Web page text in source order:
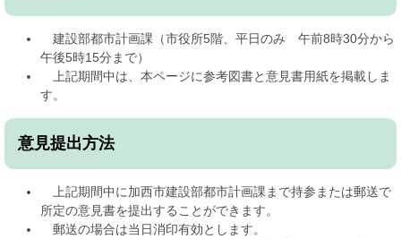
建設部都市計画課（市役所5階、平日のみ 午前8時30分から
午後5時15分まで）
上記期間中は、本ページに参考図書と意見書用紙を掲載しま
す。
意見提出方法
上記期間中に加西市建設部都市計画課まで持参または郵送で
所定の意見書を提出することができます。
郵送の場合は当日消印有効とします。